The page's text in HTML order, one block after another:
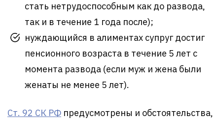
стать нетрудоспособным как до развода,
так и в течение 1 года после);
нуждающийся в алиментах супруг достиг
пенсионного возраста в течение 5 лет с
момента развода (если муж и жена были
женаты не менее 5 лет).
Ст. 92 СК РФ предусмотрены и обстоятельства,